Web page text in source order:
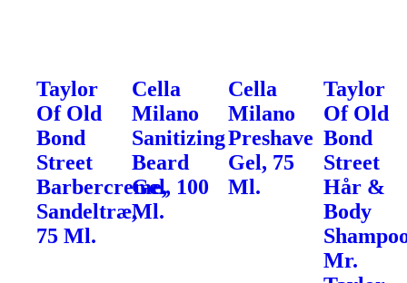
Taylor
Of Old
Bond
Street
Barbercreme,
Sandeltræ,
75 Ml.
Cella
Milano
Sanitizing
Beard
Gel, 100
Ml.
Cella
Milano
Preshave
Gel, 75
Ml.
Taylor
Of Old
Bond
Street
Hår &
Body
Mr.